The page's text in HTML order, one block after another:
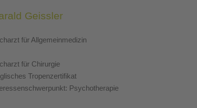
Geissler
für Allgemeinmedizin
für Chirurgie
Tropenzertifikat
Psychotherapie